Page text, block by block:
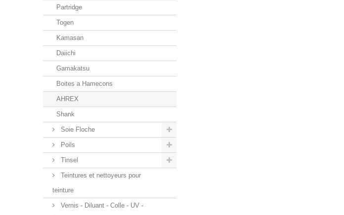
Partridge
Togen
Kamasan
Daiichi
Gamakatsu
Boites a Hamecons
AHREX
Shank
Soie Floche
Poils
Tinsel
Teintures et nettoyeurs pour
teinture
Vernis - Diluant - Colle - UV -